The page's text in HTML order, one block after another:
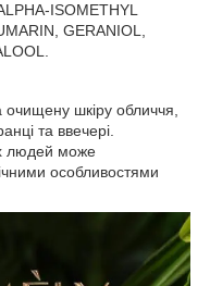
ISOMETHYL
GERANIOL,
очищену шкіру обличчя,
та ввечері.
людей може
особливостями